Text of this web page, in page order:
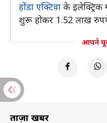
होंडा एक्टिवा के
शुरू होकर 1.52 लाख
आपने
ताज़ा खबरें